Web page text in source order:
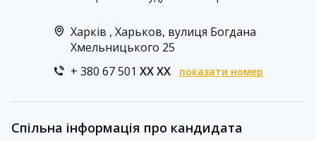
Харків , Харьков, вулиця Богдана
Хмельницького 25
+ 380 67 501 XX XX показати номер
Спільна інформація про кандидата